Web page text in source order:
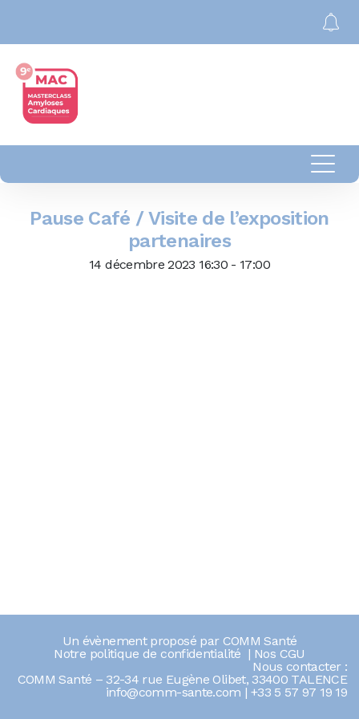
Pause Café / Visite de l’exposition
partenaires
14 décembre 2023 16:30 - 17:00
Un évènement proposé par COMM Santé
Notre politique de confidentialité | Nos CGU
Nous contacter :
COMM Santé – 32-34 rue Eugène Olibet, 33400 TALENCE
info@comm-sante.com | +33 5 57 97 19 19